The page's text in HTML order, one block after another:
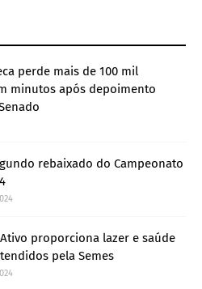
perde mais de 100 mil
minutos após depoimento
rebaixado do Campeonato
proporciona lazer e saúde
pela Semes